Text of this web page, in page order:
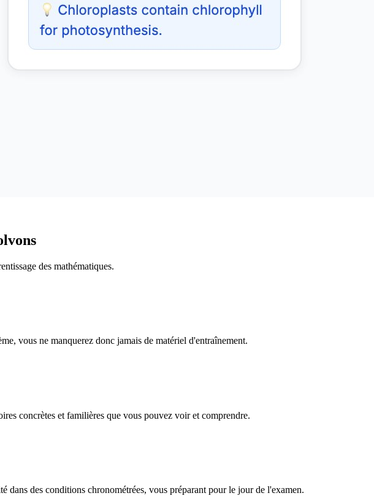
des mathématiques.
vous ne manquerez donc jamais de matériel d'entraînement.
concrètes et familières que vous pouvez voir et comprendre.
dans des conditions chronométrées, vous préparant pour le jour de l'examen.